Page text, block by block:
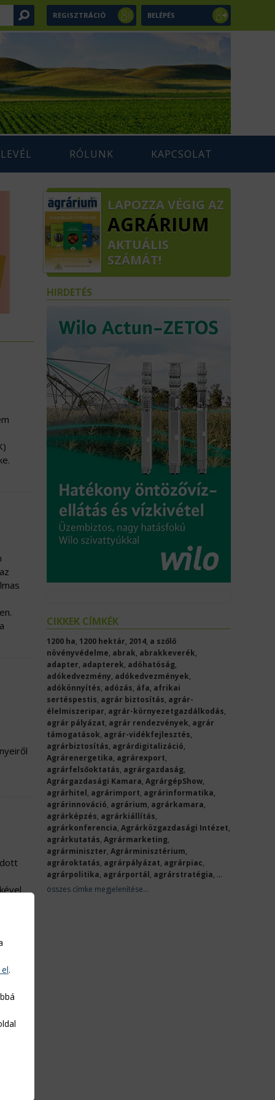
REGISZTRÁCIÓ BELÉPÉS
RÓLUNK KAPCSOLAT
új
LAPOZZA VÉGIG AZ
AGRÁRIUM
AKTUÁLIS
SZÁMÁT!
HIRDETÉS
CIKKEK CÍMKÉK
1200 ha, 1200 hektár, 2014, a szőlő
növényvédelme, abrak, abrakkeverék,
adapter, adapterek, adóhatóság,
adókedvezmény, adókedvezmények,
adókönnyítés, adózás, áfa, afrikai
sertéspestis, agrár biztosítás, agrár-
élelmiszeripar, agrár-környezetgazdálkodás,
agrár pályázat, agrár rendezvények, agrár
támogatások, agrár-vidékfejlesztés,
agrárbiztosítás, agrárdigitalizáció,
Agrárenergetika, agrárexport,
agrárfelsőoktatás, agrárgazdaság,
Agrárgazdasági Kamara, AgrárgépShow,
agrárhitel, agrárimport, agrárinformatika,
agrárinnováció, agrárium, agrárkamara,
agrárképzés, agrárkiállítás,
agrárkonferencia, Agrárközgazdasági Intézet,
agrárkutatás, Agrármarketing,
agrárminiszter, Agrárminisztérium,
agrároktatás, agrárpályázat, agrárpiac,
agrárpolitika, agrárportál, agrárstratégia, ...
összes címke megjelenítése...
.